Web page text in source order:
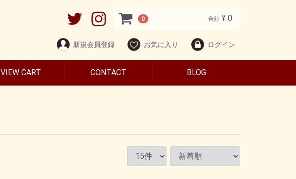
0 合計 ¥ 0
新規会員登録 お気に入り ログイン
VIEW CART CONTACT BLOG